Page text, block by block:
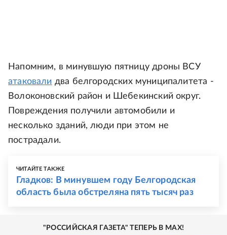
Напомним, в минувшую пятницу дроны ВСУ
атаковали два белгородских муниципалитета -
Волоконовский район и Шебекинский округ.
Повреждения получили автомобили и
несколько зданий, люди при этом не
пострадали.
ЧИТАЙТЕ ТАКЖЕ
Гладков: В минувшем году Белгородская
область была обстреляна пять тысяч раз
"РОССИЙСКАЯ ГАЗЕТА" ТЕПЕРЬ В MAX!